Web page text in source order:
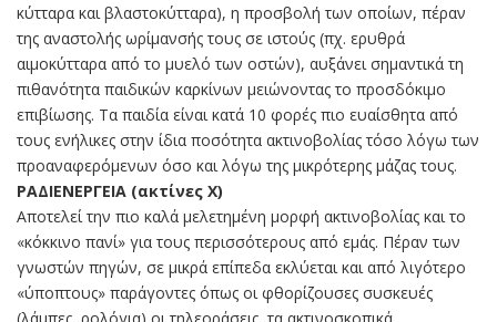
κύτταρα και βλαστοκύτταρα), η προσβολή των οποίων, πέραν
της αναστολής ωρίμανσής τους σε ιστούς (πχ. ερυθρά
αιμοκύτταρα από το μυελό των οστών), αυξάνει σημαντικά τη
πιθανότητα παιδικών καρκίνων μειώνοντας το προσδόκιμο
επιβίωσης. Τα παιδία είναι κατά 10 φορές πιο ευαίσθητα από
τους ενήλικες στην ίδια ποσότητα ακτινοβολίας τόσο λόγω των
προαναφερόμενων όσο και λόγω της μικρότερης μάζας τους.
ΡΑΔΙΕΝΕΡΓΕΙΑ (ακτίνες Χ)
Αποτελεί την πιο καλά μελετημένη μορφή ακτινοβολίας και το
«κόκκινο πανί» για τους περισσότερους από εμάς. Πέραν των
γνωστών πηγών, σε μικρά επίπεδα εκλύεται και από λιγότερο
«ύποπτους» παράγοντες όπως οι φθορίζουσες συσκευές